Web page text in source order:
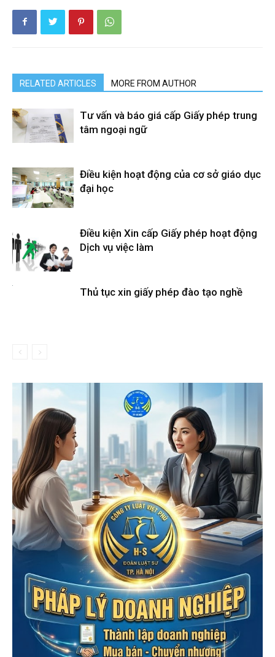
RELATED ARTICLES MORE FROM AUTHOR
Tư vấn và báo giá cấp Giấy phép trung
tâm ngoại ngữ
Điều kiện hoạt động của cơ sở giáo dục
đại học
Điều kiện Xin cấp Giấy phép hoạt động
Dịch vụ việc làm
Thủ tục xin giấy phép đào tạo nghề